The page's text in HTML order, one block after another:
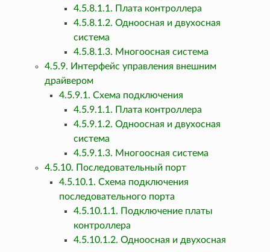
4.5.8.1.1. Плата контроллера
4.5.8.1.2. Одноосная и двухосная
система
4.5.8.1.3. Многоосная система
4.5.9. Интерфейс управления внешним
драйвером
4.5.9.1. Схема подключения
4.5.9.1.1. Плата контроллера
4.5.9.1.2. Одноосная и двухосная
система
4.5.9.1.3. Многоосная система
4.5.10. Последовательный порт
4.5.10.1. Схема подключения
последовательного порта
4.5.10.1.1. Подключение платы
контроллера
4.5.10.1.2. Одноосная и двухосная